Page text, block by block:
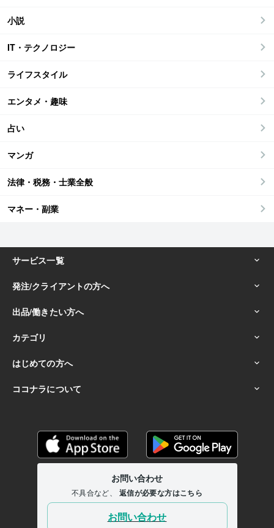
小説
IT・テクノロジー
ライフスタイル
エンタメ・趣味
占い
マンガ
法律・税務・士業全般
マネー・副業